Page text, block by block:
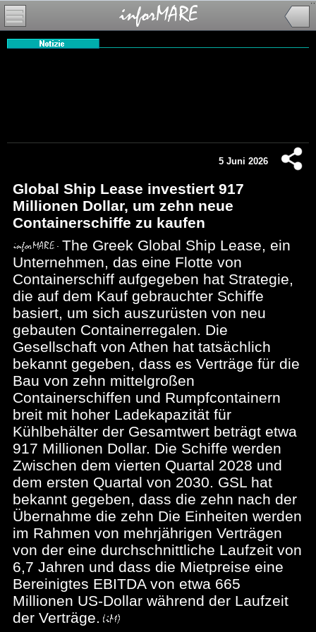
5 Juni 2026
Global Ship Lease investiert 917
Millionen Dollar, um zehn neue
Containerschiffe zu kaufen
The Greek Global Ship Lease, ein
Unternehmen, das eine Flotte von
Containerschiff aufgegeben hat Strategie,
die auf dem Kauf gebrauchter Schiffe
basiert, um sich auszurüsten von neu
gebauten Containerregalen. Die
Gesellschaft von Athen hat tatsächlich
bekannt gegeben, dass es Verträge für die
Bau von zehn mittelgroßen
Containerschiffen und Rumpfcontainern
breit mit hoher Ladekapazität für
Kühlbehälter der Gesamtwert beträgt etwa
917 Millionen Dollar. Die Schiffe werden
Zwischen dem vierten Quartal 2028 und
dem ersten Quartal von 2030. GSL hat
bekannt gegeben, dass die zehn nach der
Übernahme die zehn Die Einheiten werden
im Rahmen von mehrjährigen Verträgen
von der eine durchschnittliche Laufzeit von
6,7 Jahren und dass die Mietpreise eine
Bereinigtes EBITDA von etwa 665
Millionen US-Dollar während der Laufzeit
der Verträge.